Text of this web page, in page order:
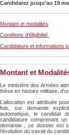
Candidatez jusqu'au 19
Montant et modalités
Conditons d'éligibilité
Candidature et informations
Montant et
Le ministère des Armées
thèse en histoire militaire,
L’allocation est attribuée
fois, sur demande
automatique, le candidat
candidature comprenant
demande ; ce dossier est
l’évolution du travail du